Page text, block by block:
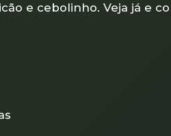
e cebolinho. Veja já e